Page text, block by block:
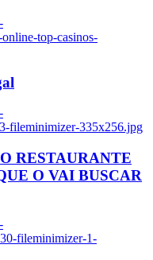
top-casinos-
fileminimizer-335x256.jpg
RESTAURANTE
O VAI BUSCAR
fileminimizer-1-